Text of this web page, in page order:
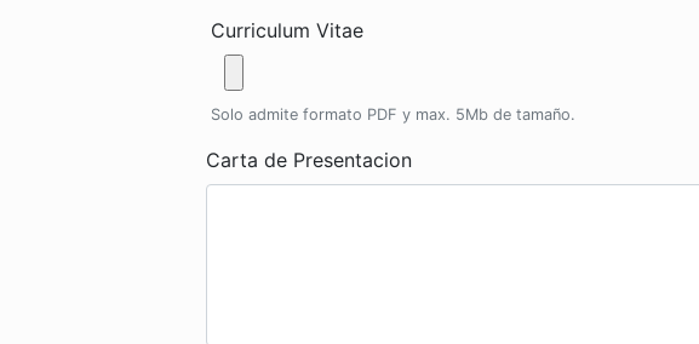
Curriculum Vitae
Solo admite formato PDF y max. 5Mb de tamaño.
Carta de Presentacion